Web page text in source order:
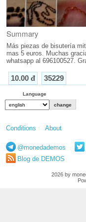
Summary
Más piezas de bisutería
mas 5 euros. Muchas
whatsapp al 696100527.
10.00 đ 35229
Language
Conditions About
@monedademos
Blog de DEMOS
2026 by